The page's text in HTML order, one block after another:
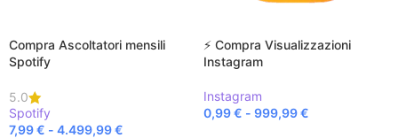
Compra Ascoltatori mensili
Spotify
5.0
Spotify
7,99€ - 4.499,99€
⚡ Compra Visualizzazioni
Instagram
Instagram
0,99€ - 999,99€